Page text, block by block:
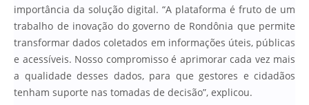
importância da solução digital. “A plataforma é fruto de um
trabalho de inovação do governo de Rondônia que permite
transformar dados coletados em informações úteis, públicas
e acessíveis. Nosso compromisso é aprimorar cada vez mais
a qualidade desses dados, para que gestores e cidadãos
tenham suporte nas tomadas de decisão”, explicou.